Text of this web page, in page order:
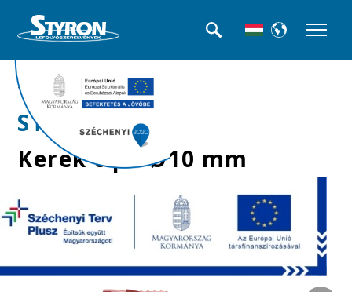
>>Műanyag tiplik
STY-110-10
Kerek tipli Ø10 mm